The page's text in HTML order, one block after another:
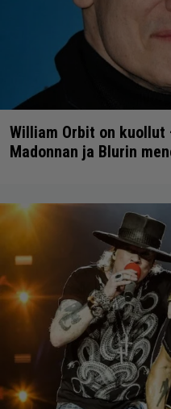
William Orbit on
Madonnan ja Blurin